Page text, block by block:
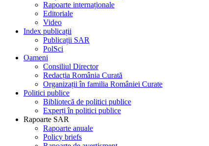
Rapoarte internaționale
Editoriale
Video
Index publicații
Publicații SAR
PolSci
Oameni
Consiliul Director
Redacția România Curată
Organizații în familia României Curate
Politici publice
Bibliotecă de politici publice
Experți în politici publice
Rapoarte SAR
Rapoarte anuale
Policy briefs